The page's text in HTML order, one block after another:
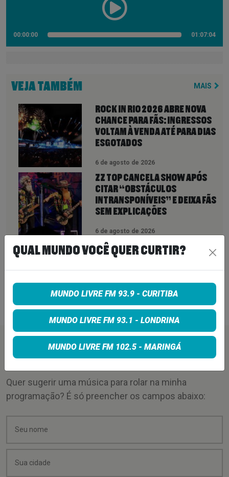
00:00:00 01:07:04
VEJA TAMBÉM MAIS
ROCK IN RIO 2026 ABRE NOVA
CHANCE PARA FÃS: INGRESSOS
VOLTAM À VENDA ATÉ PARA DIAS
ESGOTADOS
6 de agosto de 2026
ZZ TOP CANCELA SHOW APÓS
CITAR “OBSTÁCULOS
INTRANSPONÍVEIS” E DEIXA FÃS
SEM EXPLICAÇÕES
6 de agosto de 2026
QUEENS OF THE STONE AGE CRIA
LINHA TELEFÔNICA PARA OUVIR
RECLAMAÇÕES DOS FÃS; BANDA
PEQUENA DEMAIS”
PEÇA SUA MÚSICA
Quer sugerir uma música para rolar na minha
programação? É só preencher os campos abaixo:
QUAL MUNDO VOCÊ QUER CURTIR?
MUNDO LIVRE FM 93.9 - CURITIBA
MUNDO LIVRE FM 93.1 - LONDRINA
MUNDO LIVRE FM 102.5 - MARINGÁ